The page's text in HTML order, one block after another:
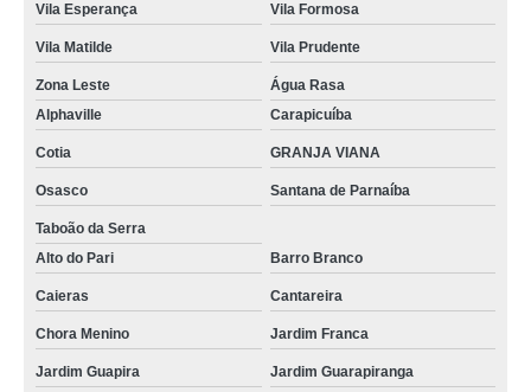
Vila Esperança Vila Formosa
Vila Matilde Vila Prudente
Zona Leste
Água Rasa
Alphaville
Carapicuíba
Cotia GRANJA VIANA
Osasco Santana de Parnaíba
Taboão da Serra
Alto do Pari
Barro Branco
Caieras Cantareira
Chora Menino Jardim Franca
Jardim Guapira Jardim Guarapiranga